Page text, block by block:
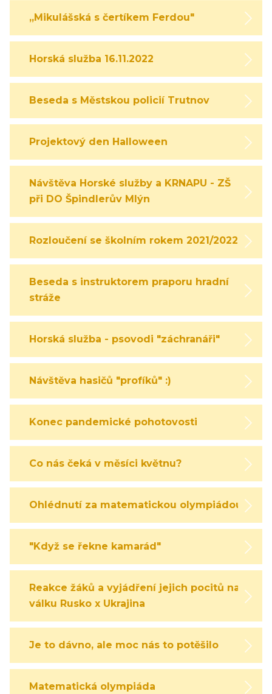
,,Mikulášská s čertíkem Ferdou"
Horská služba 16.11.2022
Beseda s Městskou policií Trutnov
Projektový den Halloween
Návštěva Horské služby a KRNAPU - ZŠ
při DO Špindlerův Mlýn
Rozloučení se školním rokem 2021/2022
Beseda s instruktorem praporu hradní
stráže
Horská služba - psovodi "záchranáři"
Návštěva hasičů "profíků" :)
Konec pandemické pohotovosti
Co nás čeká v měsíci květnu?
Ohlédnutí za matematickou olympiádou
"Když se řekne kamarád"
Reakce žáků a vyjádření jejich pocitů na
válku Rusko x Ukrajina
Je to dávno, ale moc nás to potěšilo
Matematická olympiáda